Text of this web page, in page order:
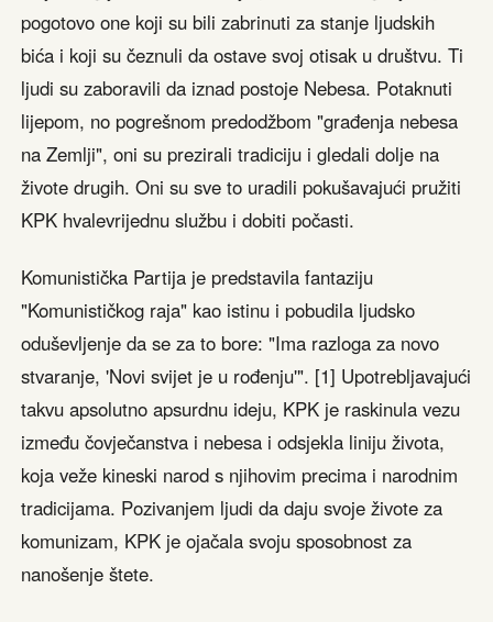
pogotovo one koji su bili zabrinuti za stanje ljudskih
bića i koji su čeznuli da ostave svoj otisak u društvu. Ti
ljudi su zaboravili da iznad postoje Nebesa. Potaknuti
lijepom, no pogrešnom predodžbom "građenja nebesa
na Zemlji", oni su prezirali tradiciju i gledali dolje na
živote drugih. Oni su sve to uradili pokušavajući pružiti
KPK hvalevrijednu službu i dobiti počasti.
Komunistička Partija je predstavila fantaziju
"Komunističkog raja" kao istinu i pobudila ljudsko
oduševljenje da se za to bore: "Ima razloga za novo
stvaranje, 'Novi svijet je u rođenju'". [1] Upotrebljavajući
takvu apsolutno apsurdnu ideju, KPK je raskinula vezu
između čovječanstva i nebesa i odsjekla liniju života,
koja veže kineski narod s njihovim precima i narodnim
tradicijama. Pozivanjem ljudi da daju svoje živote za
komunizam, KPK je ojačala svoju sposobnost za
nanošenje štete.